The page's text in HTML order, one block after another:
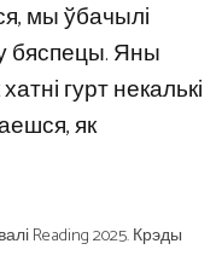
мы ўбачылі
бяспецы. Яны
гурт некалькі
як
Reading 2025. Крэды